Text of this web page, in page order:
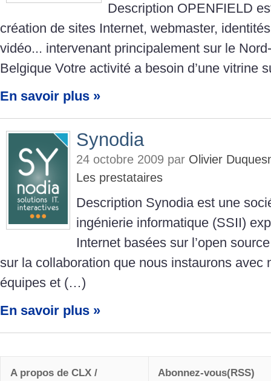
Description OPENFIELD
création de sites Internet, webmaster,
vidéo... intervenant principalement sur le
Belgique Votre activité a besoin d’une vitrine
En savoir plus »
Synodia
24 octobre 2009 par Olivier
Les prestataires
Description Synodia est une
ingénierie informatique (SSII)
Internet basées sur l’open
sur la collaboration que nous instaurons avec
équipes et (…)
En savoir plus »
A propos de CLX /
Abonnez-vous(RSS)